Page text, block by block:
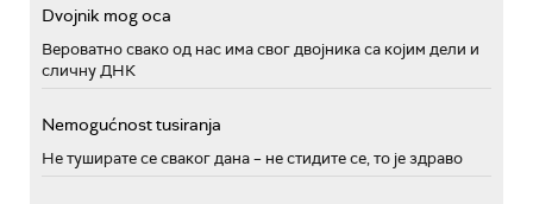
Dvojnik mog oca
Вероватно свако од нас има свог двојника са којим дели и
сличну ДНК
Nemogućnost tusiranja
Не туширате се сваког дана – не стидите се, то је здраво